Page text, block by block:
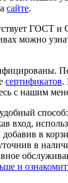
сайте.
ГОСТ
можно
сертификатов.
с нашим
способ:
вход,
в
в
и